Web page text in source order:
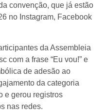
convenção, que já estão
no Instagram, Facebook
da Assembleia
com a frase “Eu vou!” e
de adesão ao
da categoria
e gerou registros
nas redes.